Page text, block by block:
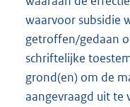
waarvoor subsidie
getroffen/gedaan
schriftelijke
grond(en) om de
aangevraagd uit te